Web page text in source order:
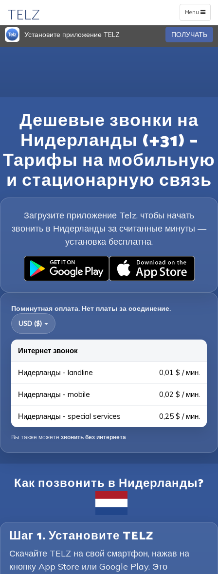
Toggle
navigation
Menu
TELZ
Установите приложение TELZ ПОЛУЧАТЬ
Дешевые звонки на
Нидерланды (+31) –
Тарифы на мобильную
и стационарную связь
Загрузите приложение Telz, чтобы начать
звонить в Нидерланды за считанные минуты —
установка бесплатна.
Поминутная оплата. Нет платы за соединение.
USD ($)
Интернет звонок
Нидерланды - landline 0,01 $ / мин.
Нидерланды - mobile 0,02 $ / мин.
Нидерланды - special services 0,25 $ / мин.
Вы также можете звонить без интернета.
Как позвонить в Нидерланды?
Шаг 1. Установите TELZ
Скачайте TELZ на свой смартфон, нажав на
кнопку App Store или Google Play. Это